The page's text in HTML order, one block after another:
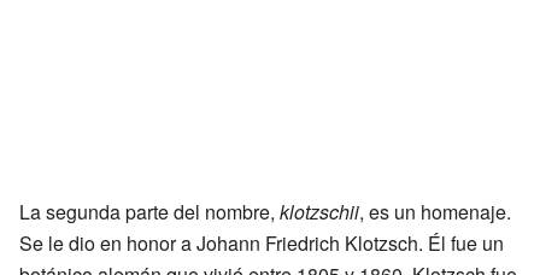
La segunda parte del nombre, klotzschii, es un homenaje.
Se le dio en honor a Johann Friedrich Klotzsch. Él fue un